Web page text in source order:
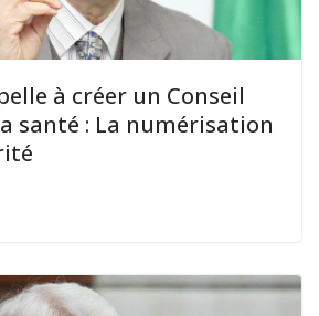
à créer un Conseil
santé : La numérisation